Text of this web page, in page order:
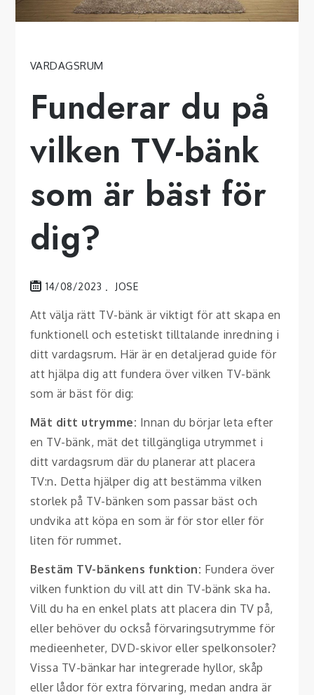
VARDAGSRUM
Funderar du på
vilken TV-bänk
som är bäst för
dig?
14/08/2023 JOSE
Att välja rätt TV-bänk är viktigt för att skapa en
funktionell och estetiskt tilltalande inredning i
ditt vardagsrum. Här är en detaljerad guide för
att hjälpa dig att fundera över vilken TV-bänk
som är bäst för dig:
Mät ditt utrymme: Innan du börjar leta efter
en TV-bänk, mät det tillgängliga utrymmet i
ditt vardagsrum där du planerar att placera
TV:n. Detta hjälper dig att bestämma vilken
storlek på TV-bänken som passar bäst och
undvika att köpa en som är för stor eller för
liten för rummet.
Bestäm TV-bänkens funktion: Fundera över
vilken funktion du vill att din TV-bänk ska ha.
Vill du ha en enkel plats att placera din TV på,
eller behöver du också förvaringsutrymme för
medieenheter, DVD-skivor eller spelkonsoler?
Vissa TV-bänkar har integrerade hyllor, skåp
eller lådor för extra förvaring, medan andra är